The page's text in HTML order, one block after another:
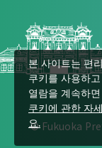
© Fukuoka
본 사이트는 편
쿠키를 사용하
열람을 계속하
쿠키에 관한 자
요.